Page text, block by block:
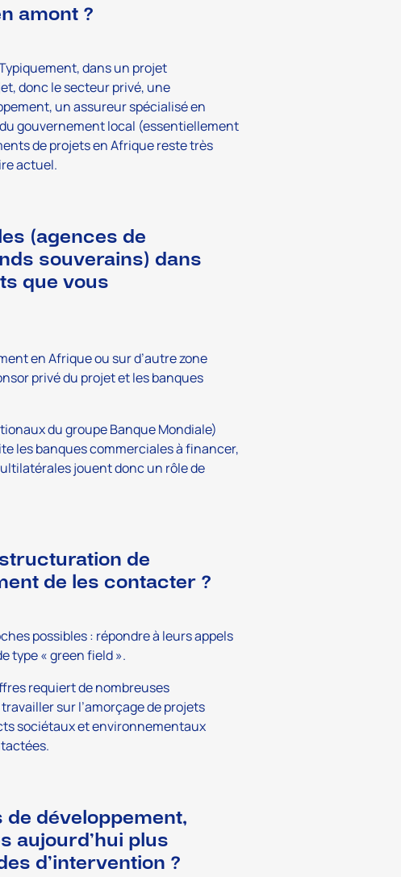
amont ?
dans un projet
donc le secteur privé, une
un assureur spécialisé en
gouvernement local (essentiellement
de projets en Afrique reste très
actuel.
(agences de
souverains) dans
que vous
en Afrique ou sur d’autre zone
privé du projet et les banques
du groupe Banque Mondiale)
les banques commerciales à financer,
jouent donc un rôle de
de
de les contacter ?
possibles : répondre à leurs appels
type « green field ».
requiert de nombreuses
sur l’amorçage de projets
sociétaux et environnementaux
développement,
aujourd’hui plus
d’intervention ?